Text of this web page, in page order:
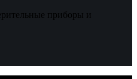
приборы и